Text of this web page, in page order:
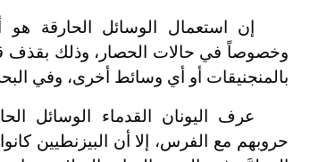
إن استعمال الوسائل الحارقة
وخصوصاً في حالات الحصار، وذلك بقذف
بالمنجنيقات أو أي وسائط أخرى، وفي
عرف اليونان القدماء الوسائل
حروبهم مع الفرس، إلا أن البيزنطيين كانوا